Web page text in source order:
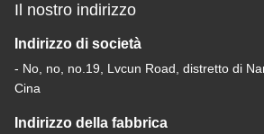
Il nostro indirizzo
Indirizzo di società
- No, no, no.19, Lvcun Road, distretto di
Cina
Indirizzo della fabbrica